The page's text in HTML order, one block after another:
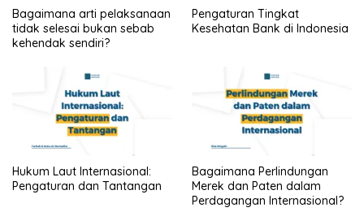
Bagaimana arti pelaksanaan
tidak selesai bukan sebab
kehendak sendiri?
Pengaturan Tingkat
Kesehatan Bank di Indonesia
Hukum Laut Internasional:
Pengaturan dan Tantangan
Bagaimana Perlindungan
Merek dan Paten dalam
Perdagangan Internasional?